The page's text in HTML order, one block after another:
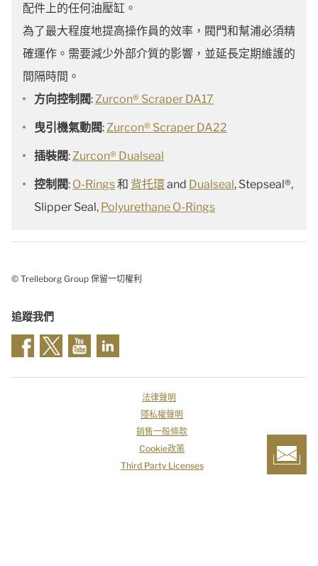
配件上的任何油壓缸。
為了最大程度地提高操作員的效率，閥門和幫浦必須精
確運作。需要減少外部介質的影響，並延長定期維護的
間隔時間。
方向控制閥: Zurcon® Scraper DA17
曳引機氣動閥: Zurcon® Scraper DA22
插裝閥: Zurcon® Dualseal
控制閥: O-Rings和 背托環and Dualseal, Stepseal®,
Slipper Seal, Polyurethane O-Rings
© Trelleborg Group 保留一切權利
追蹤我們
法律聲明
隱私權聲明
銷售一般條款
Cookie政策
Third Party Licenses